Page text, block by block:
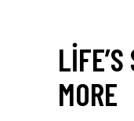
MORE